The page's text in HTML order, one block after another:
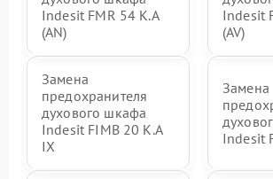
Indesit FMR 54 K.A
(AN)
Indesit
(AV)
Замена
предохранителя
духового шкафа
Indesit FIMB 20 K.A
IX
Замена
Indesit